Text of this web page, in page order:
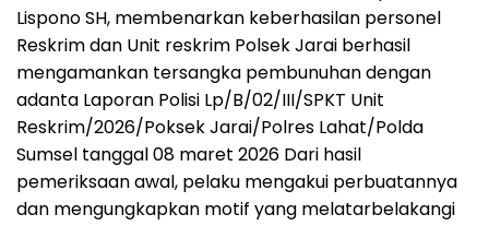
Lispono SH, membenarkan keberhasilan personel
Reskrim dan Unit reskrim Polsek Jarai berhasil
mengamankan tersangka pembunuhan dengan
adanta Laporan Polisi Lp/B/02/III/SPKT Unit
Reskrim/2026/Poksek Jarai/Polres Lahat/Polda
Sumsel tanggal 08 maret 2026 Dari hasil
pemeriksaan awal, pelaku mengakui perbuatannya
dan mengungkapkan motif yang melatarbelakangi